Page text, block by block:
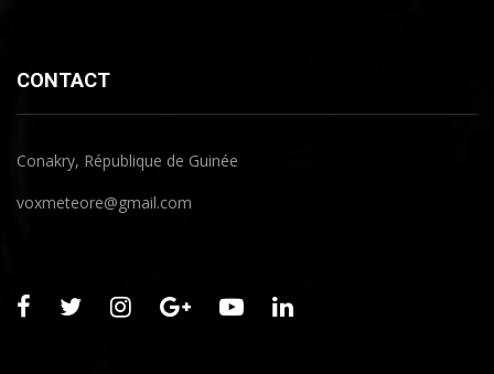
CONTACT
Conakry, République de Guinée
voxmeteore@gmail.com